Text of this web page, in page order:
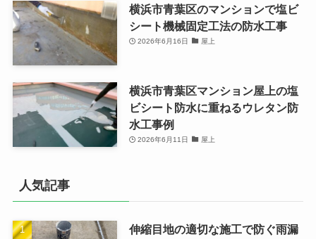
横浜市青葉区のマンションで塩ビ
シート機械固定工法の防水工事
2026年6月16日 屋上
横浜市青葉区マンション屋上の塩
ビシート防水に重ねるウレタン防
水工事例
2026年6月11日 屋上
人気記事
伸縮目地の適切な施工で防ぐ雨漏